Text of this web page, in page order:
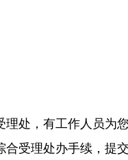
处，有工作人员为您
受理处办手续，提